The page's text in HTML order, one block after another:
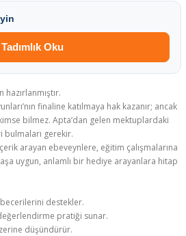
Tadımlık Oku
hazırlanmıştır.
finaline katılmaya hak kazanır; ancak
bilmez. Apta’dan gelen mektuplardaki
gerekir.
arayan ebeveynlere, eğitim çalışmalarına
uygun, anlamlı bir hediye arayanlara hitap
destekler.
pratiği sunar.
düşündürür.